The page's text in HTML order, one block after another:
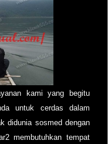
kami yang begitu
untuk cerdas dalam
didunia sosmed dengan
membutuhkan tempat